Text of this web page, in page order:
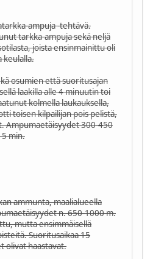
ampuja -tehtävä.
tarkka-ampuja sekä neljä
joista ensinmainittu oli
keulalla.
osumien että suoritusajan
laakilla alle 4 minuutin toi
kolmella laukauksella,
toisen kilpailijan pois pelistä,
Ampumaetäisyydet 300-450
min.
ammunta, maalialueella
n. 650-1000 m.
mutta ensimmäisellä
Suoritusaikaa 15
olivat haastavat.